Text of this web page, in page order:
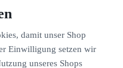
damit unser Shop
Einwilligung setzen wir
unseres Shops